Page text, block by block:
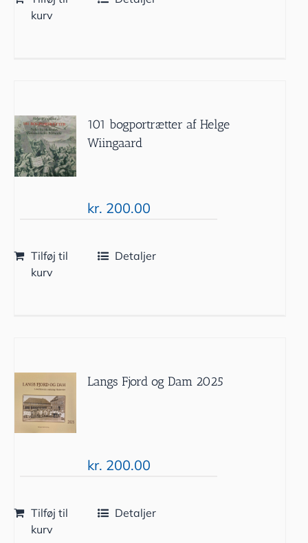
kurv
101 bogportrætter af Helge
Wiingaard
kr. 200.00
Tilføj til
kurv
Detaljer
Langs Fjord og Dam 2025
kr. 200.00
Tilføj til
kurv
Detaljer